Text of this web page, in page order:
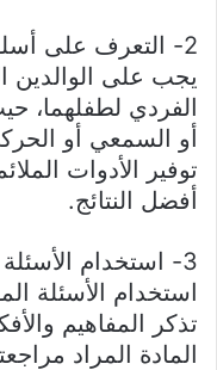
2- التعرف على
يجب على الوالدين
الفردي لطفلهما،
أو السمعي أو
توفير الأدوات
أفضل النتائج.
3- استخدام
استخدام الأسئلة
تذكر المفاهيم
المادة المراد